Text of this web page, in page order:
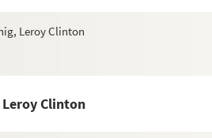
Leroy Clinton
Clinton